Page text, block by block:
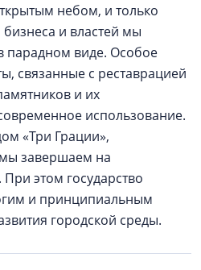
небом, и только
и властей мы
парадном виде. Особое
связанные с реставрацией
и их
использование.
«Три Грации»,
завершаем на
этом государство
и принципиальным
городской среды.